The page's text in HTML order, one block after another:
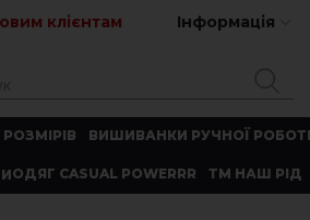
клієнтам Інформація
ВИШИВАНКИ РУЧНОЇ
ОДЯГ CASUAL POWERRR ТМ НАШ РІД